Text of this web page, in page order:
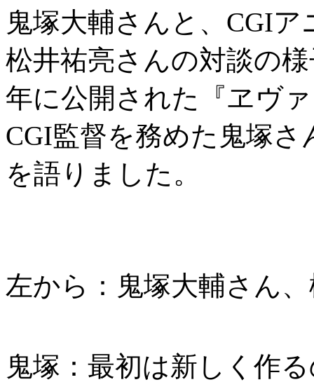
鬼塚大輔さんと、CGI
松井祐亮さんの対談の
年に公開された『ヱヴ
CGI監督を務めた鬼塚
を語りました。
左から：鬼塚大輔さん
鬼塚：最初は新しく作